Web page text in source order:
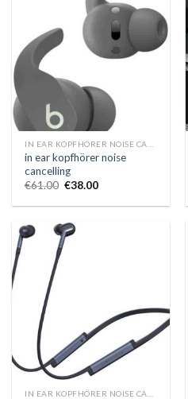
in ear kopfhörer noise
cancelling
€61.00 €38.00